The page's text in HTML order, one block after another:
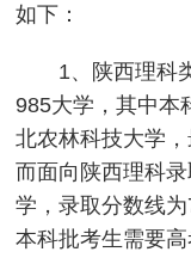
如下：
1、陕西理科
985大学，其中本
北农林科技大学
而面向陕西理科
学，录取分数线
本科批考生需要